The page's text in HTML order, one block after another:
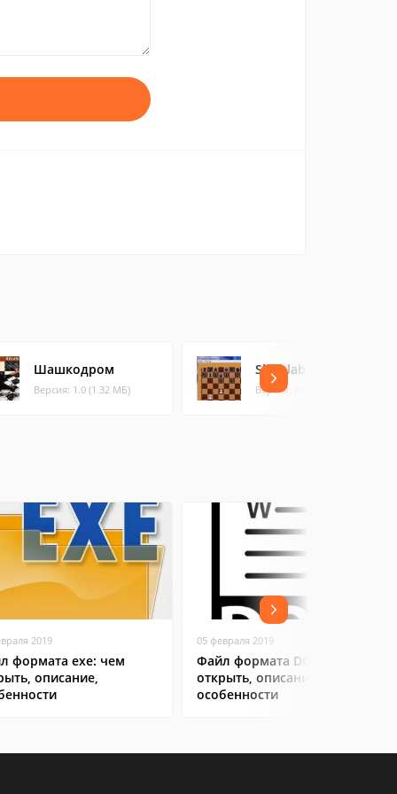
Шашкодром
Версия: 1.0 (1.32 МБ)
Slashlab Шахматы
Версия: Посл
2019
формата exe: чем
описание,
05 февраля 2019
Файл формата DOC: чем
открыть, описание,
особенности